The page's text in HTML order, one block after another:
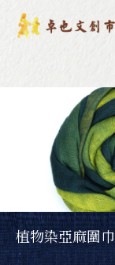
圍巾類商品
配件飾品
各式包款
生活小物
植物染亞麻圍巾